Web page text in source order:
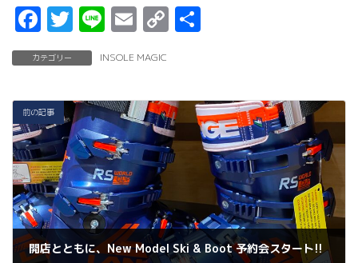
F
a
c
e
b
o
o
k
T
w
it
t
er
Li
e
E
ai
l
C
y
Li
n
k
カテゴリー INSOLE MAGIC
前の記事
開店とともに、New Model Ski & Boot 予約会スタート!!